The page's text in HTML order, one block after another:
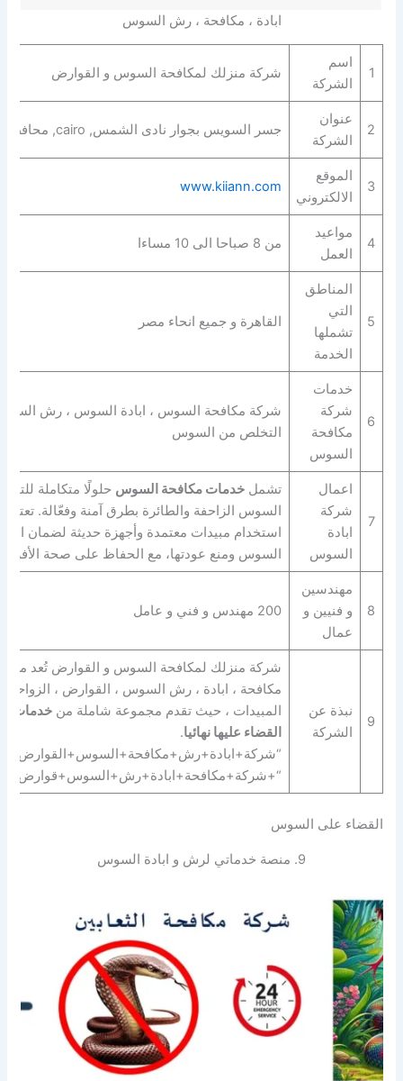
ابادة ، مكافحة ، رش السوس
1
اسم
الشركة
شركة منزلك لمكافحة السوس و القوارض
2
عنوان
الشركة
جسر السويس بجوار نادى الشمس, cairo, محافظة القاهرة‬ 11777
3
الموقع
الالكتروني
www.kiiann.com
4
مواعيد
العمل
من 8 صباحا الى 10 مساءا
5
المناطق
التي
تشملها
الخدمة
القاهرة و جميع انحاء مصر
6
خدمات
شركة
مكافحة
السوس
شركة مكافحة السوس ، ابادة السوس ، رش
التخلص من السوس
7
اعمال
شركة
ابادة
السوس
تشمل خدمات مكافحة السوس حلولًا متكاملة
السوس الزاحفة والطائرة بطرق آمنة وفعّالة.
استخدام مبيدات معتمدة وأجهزة حديثة لضمان
السوس ومنع عودتها، مع الحفاظ على صحة الأفراد
8
مهندسين
و فنيين و
عمال
200 مهندس و فني و عامل
9
نبذة عن
الشركة
شركة منزلك لمكافحة السوس و القوارض تُعد من
مكافحة ، ابادة ، رش السوس ، القوارض ، الزواحف
المبيدات ، حيث تقدم مجموعة شاملة من خدمات
القضاء عليها نهائيا.
القضاء على السوس
9. منصة خدماتي لرش و ابادة السوس